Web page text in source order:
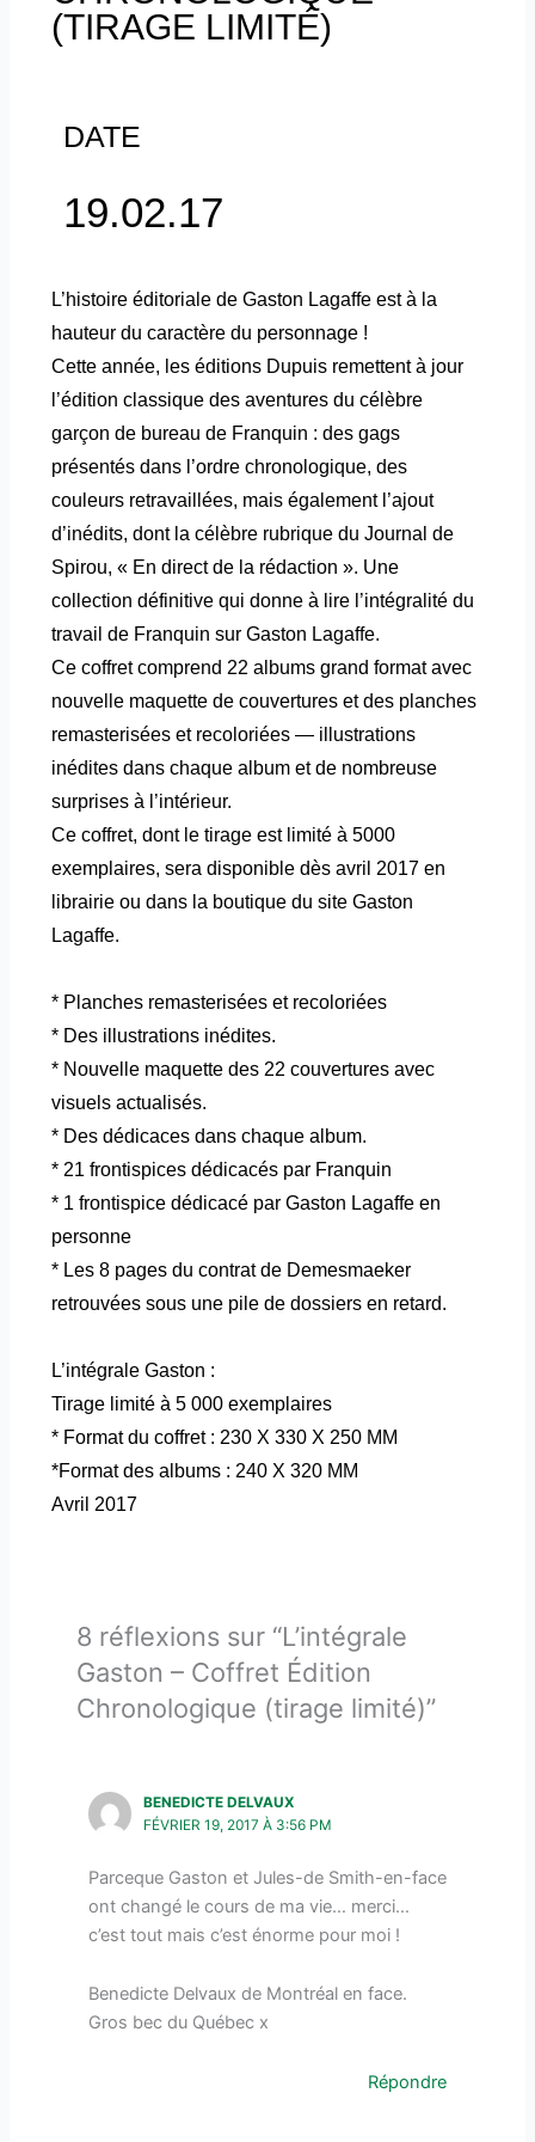
(TIRAGE LIMITÉ)
DATE
19.02.17
L’histoire éditoriale de Gaston Lagaffe est à la
hauteur du caractère du personnage !
Cette année, les éditions Dupuis remettent à jour
l’édition classique des aventures du célèbre
garçon de bureau de Franquin : des gags
présentés dans l’ordre chronologique, des
couleurs retravaillées, mais également l’ajout
d’inédits, dont la célèbre rubrique du Journal de
Spirou, « En direct de la rédaction ». Une
collection définitive qui donne à lire l’intégralité du
travail de Franquin sur Gaston Lagaffe.
Ce coffret comprend 22 albums grand format avec
nouvelle maquette de couvertures et des planches
remasterisées et recoloriées — illustrations
inédites dans chaque album et de nombreuse
surprises à l’intérieur.
Ce coffret, dont le tirage est limité à 5000
exemplaires, sera disponible dès avril 2017 en
librairie ou dans la boutique du site Gaston
Lagaffe.
* Planches remasterisées et recoloriées
* Des illustrations inédites.
* Nouvelle maquette des 22 couvertures avec
visuels actualisés.
* Des dédicaces dans chaque album.
* 21 frontispices dédicacés par Franquin
* 1 frontispice dédicacé par Gaston Lagaffe en
personne
* Les 8 pages du contrat de Demesmaeker
retrouvées sous une pile de dossiers en retard.
L’intégrale Gaston :
Tirage limité à 5 000 exemplaires
* Format du coffret : 230 X 330 X 250 MM
*Format des albums : 240 X 320 MM
Avril 2017
8 réflexions sur “L’intégrale
Gaston – Coffret Édition
Chronologique (tirage limité)”
BENEDICTE DELVAUX
FÉVRIER 19, 2017 À 3:56 PM
Parceque Gaston et Jules-de Smith-en-face
ont changé le cours de ma vie… merci…
c’est tout mais c’est énorme pour moi !
Benedicte Delvaux de Montréal en face.
Gros bec du Québec x
Répondre